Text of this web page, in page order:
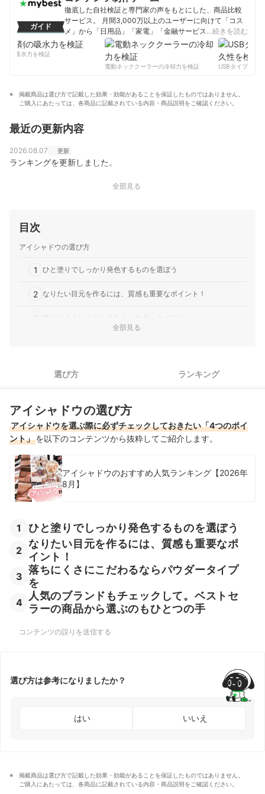
ガイド
徹底した自社検証と専門家の声をもとにした、商品比較
サービス。 月間3,000万以上のユーザーに向けて「コス
メ」から「日用品」「家電」「金融サービス」まで、ベ
ストな商品を選んでもらうために、毎日コンテンツを制
コンテンツ制作チームのプロフィール
…続きを読む
の吸水力を検証
電動ネッククーラーの冷却力を検証
USBタイプCケー
掲載商品は選び方で記載した効果・効能があることを保証したものではありません。
ご購入にあたっては、各商品に記載されている内容・商品説明をご確認ください。
最近の更新内容
2026.08.07 更新
ランキングを更新しました。
全部見る
目次
アイシャドウの選び方
1 ひと塗りでしっかり発色するものを選ぼう
2 なりたい目元を作るには、質感も重要なポイント！
3 落ちにくさにこだわるならパウダータイプを
ナチュラルメイクに合うアイシャドウ全24商品おすすめ人気ランキン
ナチュラルメイクに合うアイシャドウの売れ筋ランキングもチェック！
全部見る
選び方 ランキング
アイシャドウの選び方
アイシャドウを選ぶ際に必ずチェックしておきたい「4つのポイ
ント」を以下のコンテンツから抜粋してご紹介します。
アイシャドウのおすすめ人気ランキング【2026年
8月】
1 ひと塗りでしっかり発色するものを選ぼう
2
なりたい目元を作るには、質感も重要なポ
イント！
3
落ちにくさにこだわるならパウダータイプ
を
4
人気のブランドもチェックして。ベストセ
ラーの商品から選ぶのもひとつの手
コンテンツの誤りを送信する
選び方は参考になりましたか？
はい いいえ
掲載商品は選び方で記載した効果・効能があることを保証したものではありません。
ご購入にあたっては、各商品に記載されている内容・商品説明をご確認ください。